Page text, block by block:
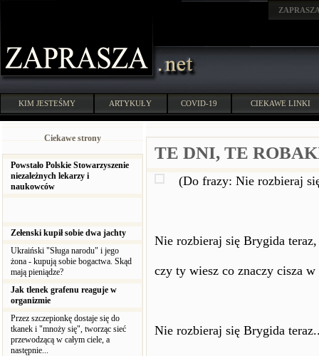
KIM JESTEŚMY ARTYKUŁY COVID-19 CIEKAWE LINKI
Ciekawe strony
Powstało Polskie Stowarzyszenie
niezależnych lekarzy i
naukowców
Zełenski kupił sobie dwa jachty
Ukraiński "Sługa narodu" i jego
żona - kupują sobie bogactwa. Skąd
mają pieniądze?
Jak tlenek grafenu reaguje w
organizmie
Przez szczepionkę dostaje się do
tkanek i "mnoży się", tworząc sieć
przewodzącą w całym ciele, a
następnie...
TE DNI, TE
(Do frazy: Nie rozbieraj
Nie rozbieraj się Brygida
czy ty wiesz co znaczy cisza w
Nie rozbieraj się Brygida